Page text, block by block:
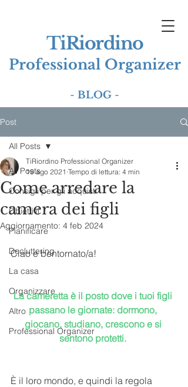
TiRiordino
Professional Organizer
- BLOG -
Post
All Posts
Consigli per gli acquisti
Obiettivi
Pianificare
Decluttering
La casa
Organizzare
Altro
Professional Organizer
All Posts
Come arredare la
camera dei figli
TiRiordino Professional Organizer
19 ago 2021 Tempo di lettura: 4 min
Aggiornamento: 4 feb 2024
Ciao e bentornato/a!
La cameretta è il posto dove i tuoi figli
passano le giornate: dormono,
giocano, studiano, crescono e si
sentono protetti.
È il loro mondo, e quindi la regola